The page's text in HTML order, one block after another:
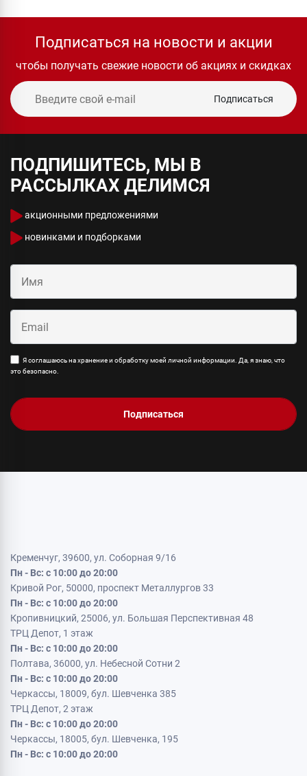
Подписаться на новости и акции
чтобы получать свежие новости об акциях и скидках
Подписаться
ПОДПИШИТЕСЬ, МЫ В
РАССЫЛКАХ ДЕЛИМСЯ
акционными предложениями
новинками и подборками
Я соглашаюсь на хранение и обработку моей личной информации. Да, я знаю, что
это безопасно.
Подписаться
Кременчуг, 39600, ул. Соборная 9/16
Пн - Вс: с 10:00 до 20:00
Кривой Рог, 50000, проспект Металлургов 33